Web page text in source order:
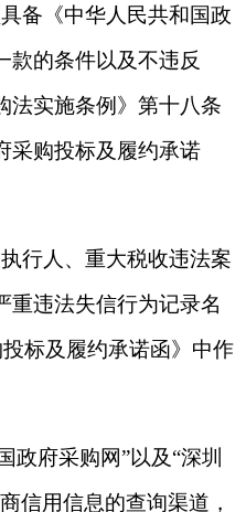
备《中华人民共和国政
款的条件以及不违反
法实施条例》第十八条
采购投标及履约承诺
行人、重大税收违法案
重违法失信行为记录名
标及履约承诺函》中作
政府采购网”以及“深圳
信用信息的查询渠道，